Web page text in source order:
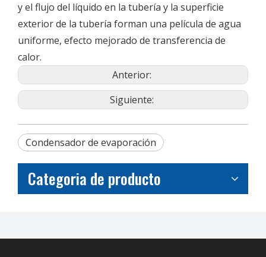
y el flujo del líquido en la tubería y la superficie
exterior de la tubería forman una película de agua
uniforme, efecto mejorado de transferencia de
calor.
Anterior:
Siguiente:
Condensador de evaporación
Categoria de producto